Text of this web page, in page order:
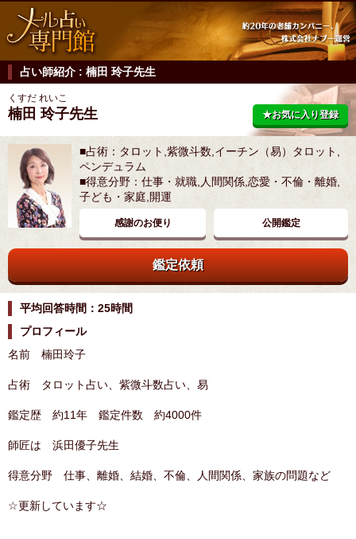
占い師紹介 : 楠田 玲子先生
くすだ れいこ
楠田 玲子先生 ★お気に入り登録
■占術：タロット,紫微斗数,イーチン（易）タロット,
ペンデュラム
■得意分野：仕事・就職,人間関係,恋愛・不倫・離婚,
子ども・家庭,開運
感謝のお便り 公開鑑定
鑑定依頼
平均回答時間：25時間
プロフィール
名前 楠田玲子
占術 タロット占い、紫微斗数占い、易
鑑定歴 約11年 鑑定件数 約4000件
師匠は 浜田優子先生
得意分野 仕事、離婚、結婚、不倫、人間関係、家族の問題など
☆更新しています☆